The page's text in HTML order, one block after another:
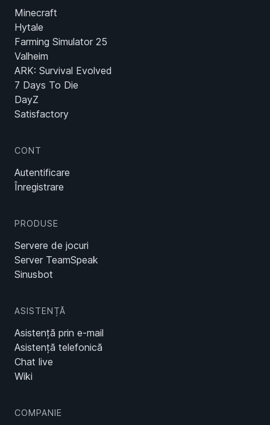
Minecraft
Hytale
Farming Simulator 25
Valheim
ARK: Survival Evolved
7 Days To Die
DayZ
Satisfactory
CONT
Autentificare
Înregistrare
PRODUSE
Servere de jocuri
Server TeamSpeak
Sinusbot
ASISTENȚĂ
Asistență prin e-mail
Asistență telefonică
Chat live
Wiki
COMPANIE